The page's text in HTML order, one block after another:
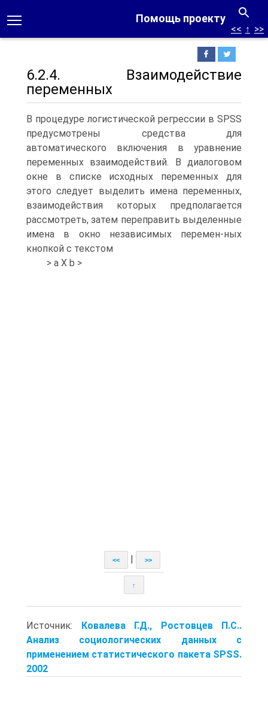
Помощь проекту
<< ↑ >>
6.2.4. Взаимодействие
переменных
В процедуре логистической регрессии в SPSS
предусмотрены средства для
автоматического включения в уравнение
переменных взаимодействий. В диалоговом
окне в списке исходных переменных для
этого следует выделить имена переменных,
взаимодействия которых предполагается
рассмотреть, затем переправить выделенные
имена в окно независимых перемен-ных
кнопкой c текстом
> a X b >
<< >>
↑
Источник: Ковалева Г.Д., Ростовцев П.С..
Анализ социологических данных с
применением статистического пакета SPSS.
2002